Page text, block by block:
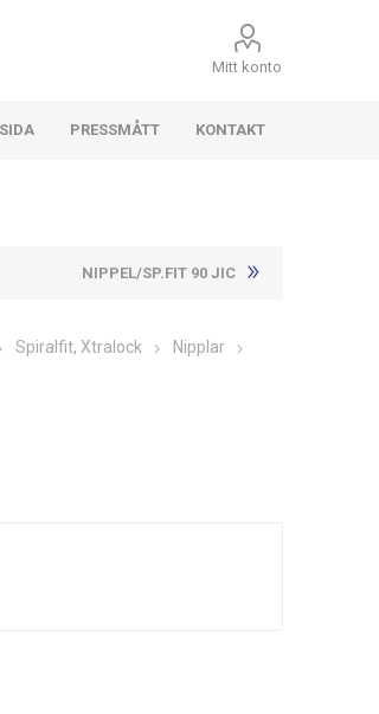
Mitt konto
PRESSMÅTT KONTAKT
NIPPEL/SP.FIT 90 JIC
Spiralfit, Xtralock
Nipplar